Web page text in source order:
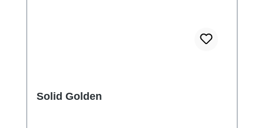
Solid Golden